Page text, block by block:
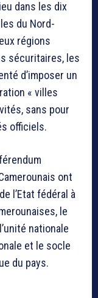
dans les dix
du Nord-
régions
sécuritaires, les
d’imposer un
« villes
sans pour
officiels.
ont
l’Etat fédéral à
le
nationale
et le socle
du pays.